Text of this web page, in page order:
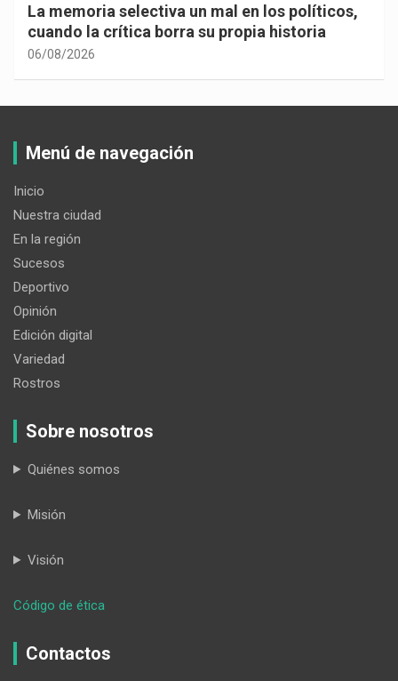
La memoria selectiva un mal en los políticos,
cuando la crítica borra su propia historia
06/08/2026
Menú de navegación
Inicio
Nuestra ciudad
En la región
Sucesos
Deportivo
Opinión
Edición digital
Variedad
Rostros
Sobre nosotros
Quiénes somos
Misión
Visión
Código de ética
apoya
Contactos